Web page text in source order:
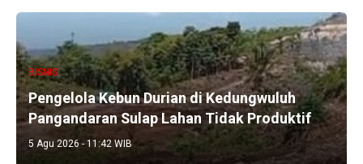
BISNIS
Pengelola Kebun Durian di Kedungwuluh
Pangandaran Sulap Lahan Tidak Produktif ‎
5 Agu 2026 - 11:42 WIB